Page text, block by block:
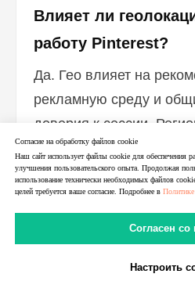
Влияет ли
работу Pinterest?
Да. Гео влияет на
рекламную среду и
доверия к сессии.
должен быть логично
под который работает
Что важнее:
стабильность
Согласие на обработку файлов cookie
Наш сайт использует файлы cookie для обеспечения
улучшения пользовательского опыта. Продолжая
использование технически необходимых файлов
целей требуется ваше согласие. Подробнее в
Согласен со
Настроить